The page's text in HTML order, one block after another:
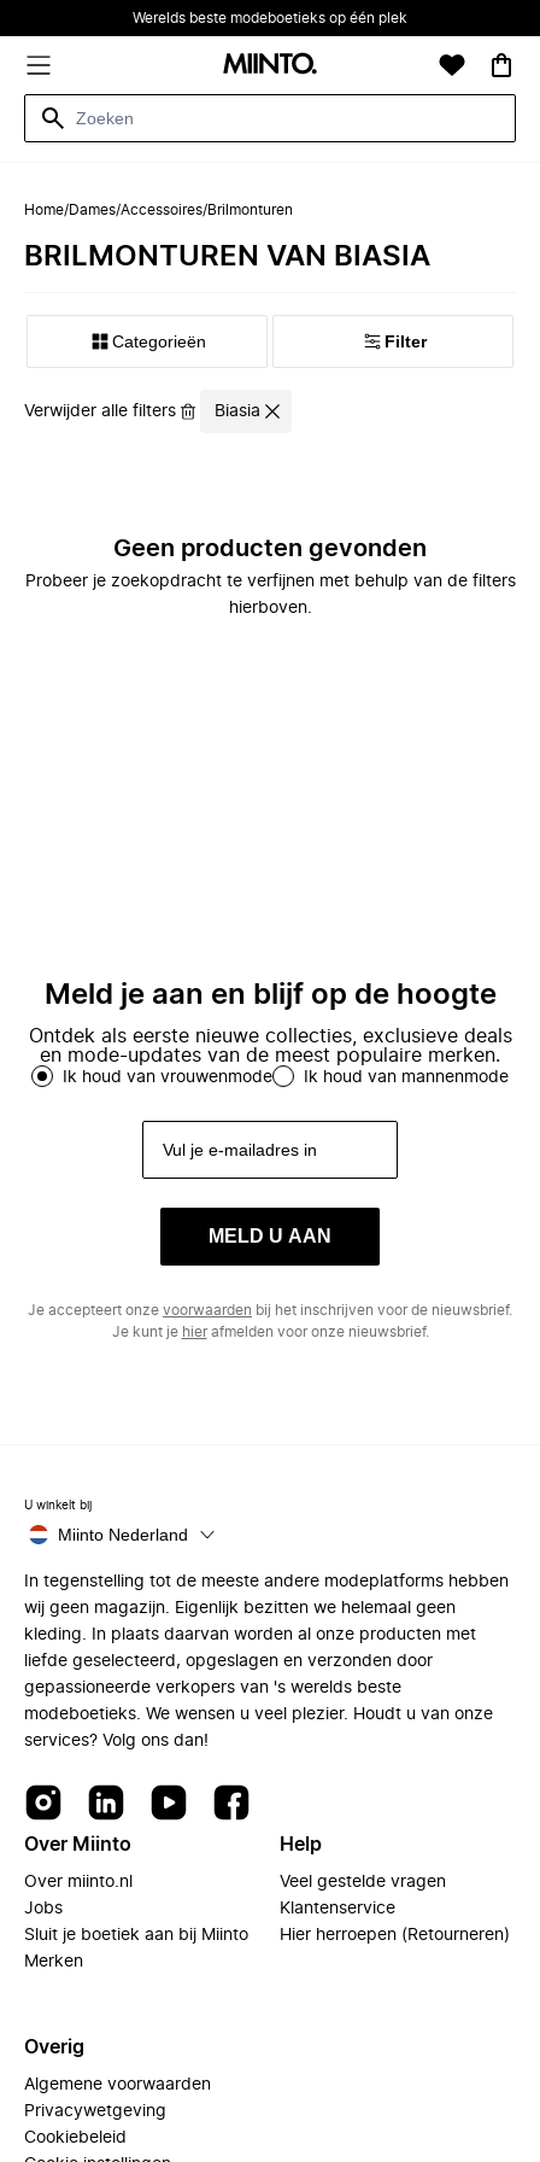
Werelds beste modeboetieks op één plek
Home/Dames/Accessoires/Brilmonturen
BRILMONTUREN VAN BIASIA
Categorieën Filter
Verwijder alle filters Biasia
Geen producten gevonden
Probeer je zoekopdracht te verfijnen met behulp van de filters
hierboven.
Meld je aan en blijf op de hoogte
Ontdek als eerste nieuwe collecties, exclusieve deals
en mode-updates van de meest populaire merken.
Ik houd van vrouwenmode Ik houd van mannenmode
MELD U AAN
Je accepteert onze voorwaarden bij het inschrijven voor de nieuwsbrief.
Je kunt je hierafmelden voor onze nieuwsbrief.
U winkelt bij
Miinto Nederland
In tegenstelling tot de meeste andere modeplatforms hebben
wij geen magazijn. Eigenlijk bezitten we helemaal geen
kleding. In plaats daarvan worden al onze producten met
liefde geselecteerd, opgeslagen en verzonden door
gepassioneerde verkopers van 's werelds beste
modeboetieks. We wensen u veel plezier. Houdt u van onze
services? Volg ons dan!
Over Miinto
Over miinto.nl
Jobs
Sluit je boetiek aan bij Miinto
Merken
Help
Veel gestelde vragen
Klantenservice
Hier herroepen (Retourneren)
Overig
Algemene voorwaarden
Privacywetgeving
Cookiebeleid